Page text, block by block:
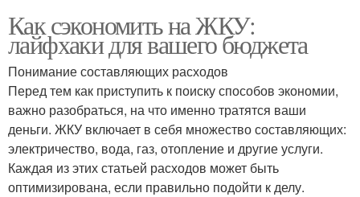
Как сэкономить на ЖКУ:
лайфхаки для вашего бюджета
Понимание составляющих расходов
Перед тем как приступить к поиску способов экономии,
важно разобраться, на что именно тратятся ваши
деньги. ЖКУ включает в себя множество составляющих:
электричество, вода, газ, отопление и другие услуги.
Каждая из этих статьей расходов может быть
оптимизирована, если правильно подойти к делу.